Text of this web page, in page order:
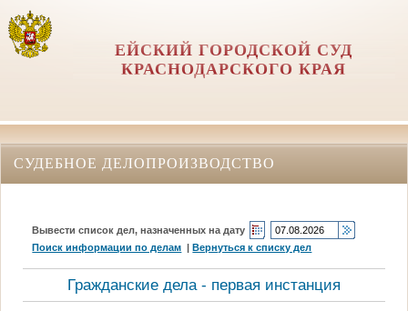
ЕЙСКИЙ ГОРОДСКОЙ СУД
КРАСНОДАРСКОГО КРАЯ
СУДЕБНОЕ ДЕЛОПРОИЗВОДСТВО
Вывести список дел, назначенных на дату
Поиск информации по делам |Вернуться к списку дел
Гражданские дела - первая инстанция